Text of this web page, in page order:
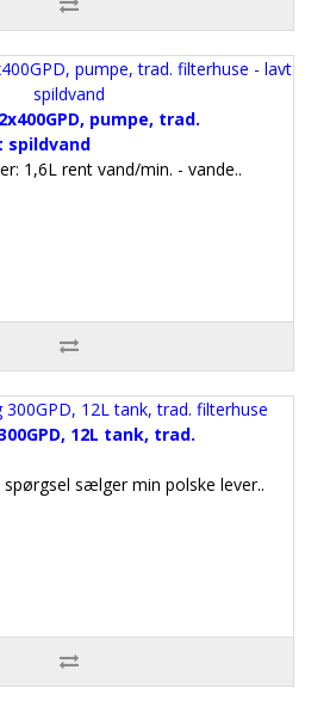
pumpe, trad.
spildvand
1,6L rent vand/min. - vande..
12L tank, trad.
sælger min polske lever..